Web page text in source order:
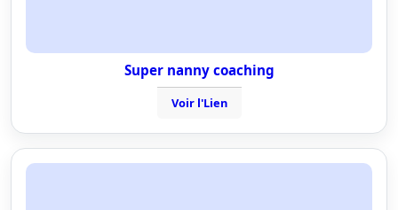
Super nanny coaching
Voir l'Lien